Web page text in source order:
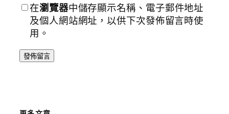
在瀏覽器中儲存顯示名稱、電子郵件地址
及個人網站網址，以供下次發佈留言時使
用。